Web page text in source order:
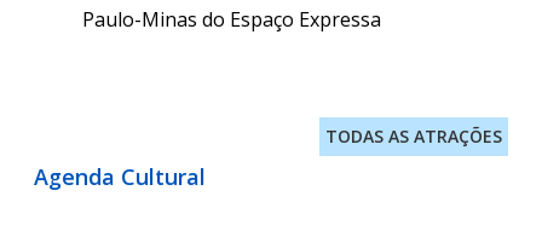
Paulo-Minas do Espaço Expressa
TODAS AS ATRAÇÕES
Agenda Cultural